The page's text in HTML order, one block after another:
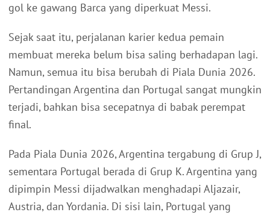
gol ke gawang Barca yang diperkuat Messi.
Sejak saat itu, perjalanan karier kedua pemain
membuat mereka belum bisa saling berhadapan lagi.
Namun, semua itu bisa berubah di Piala Dunia 2026.
Pertandingan Argentina dan Portugal sangat mungkin
terjadi, bahkan bisa secepatnya di babak perempat
final.
Pada Piala Dunia 2026, Argentina tergabung di Grup J,
sementara Portugal berada di Grup K. Argentina yang
dipimpin Messi dijadwalkan menghadapi Aljazair,
Austria, dan Yordania. Di sisi lain, Portugal yang